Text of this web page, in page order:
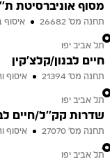
מסוף אוניברסיטת
תחנה מס׳ 26682
איסוף
2
תל אביב יפו
חיים לבנון/קלצ'קין
תחנה מס׳ 21394
איסוף
3
תל אביב יפו
שדרות קק''ל/חיים
תחנה מס׳ 27070
איסוף
4
תל אביב יפו